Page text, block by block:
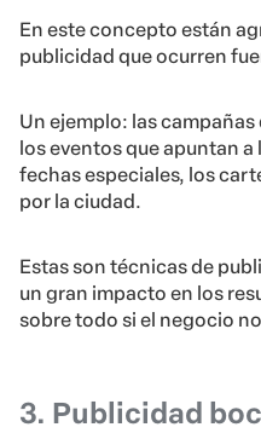
En este concepto están
publicidad que ocurren
Un ejemplo: las
los eventos que apuntan
fechas especiales, los
por la ciudad.
Estas son técnicas de
un gran impacto en los
sobre todo si el negocio
3. Publicidad